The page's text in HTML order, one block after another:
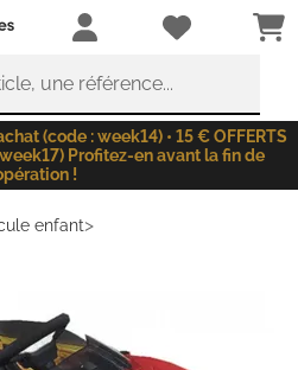
une référence...
(code : week14) • 15 € OFFERTS
Profitez-en avant la fin de
!
enfant>